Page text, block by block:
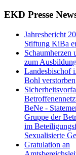
EKD Presse
Jahresbericht
Stiftung KiBa
Schaumherzen
zum
Landesbischof
Bohl verstorben
BeNe -
Gruppe der
im
Sexualisierte
Gratulation an